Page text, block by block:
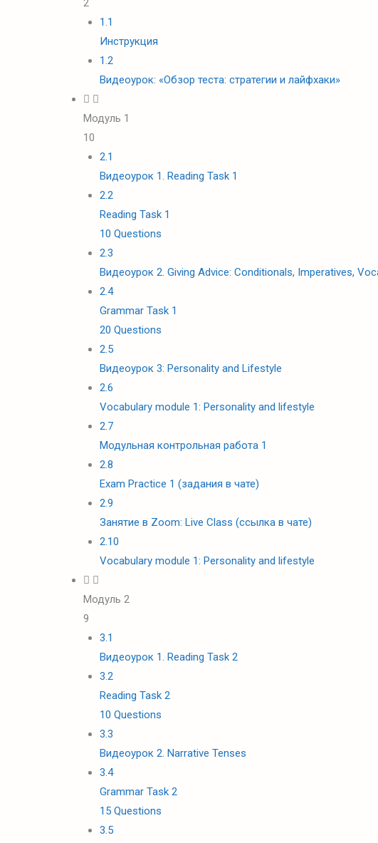
2
1.1
Инструкция
1.2
Видеоурок: «Обзор теста: стратегии и лайфхаки»
Модуль 1
10
2.1
Видеоурок 1. Reading Task 1
2.2
Reading Task 1
10 Questions
2.3
Видеоурок 2. Giving Advice: Conditionals, Imperatives,
2.4
Grammar Task 1
20 Questions
2.5
Видеоурок 3: Personality and Lifestyle
2.6
Vocabulary module 1: Personality and lifestyle
2.7
Модульная контрольная работа 1
2.8
Exam Practice 1 (задания в чате)
2.9
Занятие в Zoom: Live Class (ссылка в чате)
2.10
Vocabulary module 1: Personality and lifestyle
Модуль 2
9
3.1
Видеоурок 1. Reading Task 2
3.2
Reading Task 2
10 Questions
3.3
Видеоурок 2. Narrative Tenses
3.4
Grammar Task 2
15 Questions
3.5